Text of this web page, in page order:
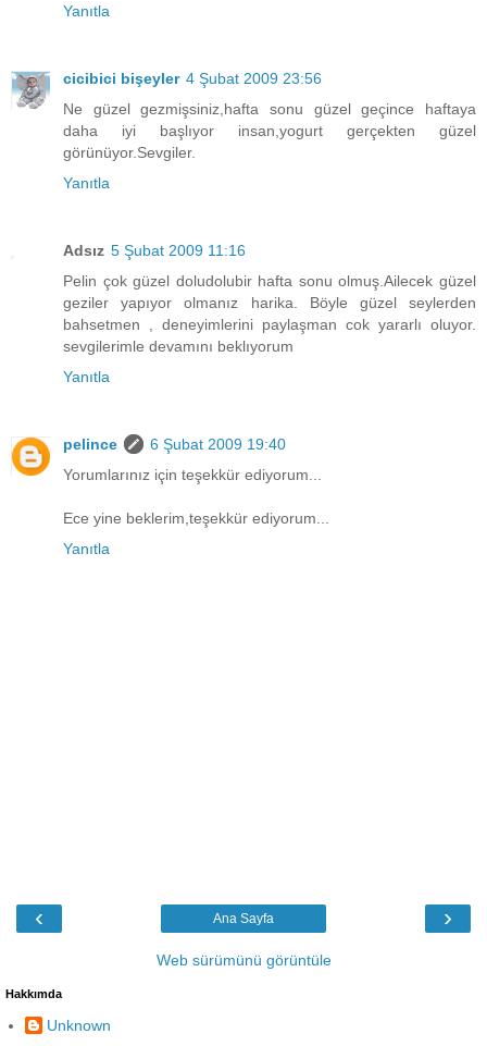
Yanıtla
cicibici bişeyler 4 Şubat 2009 23:56
Ne güzel gezmişsiniz,hafta sonu güzel geçince haftaya
daha iyi başlıyor insan,yogurt gerçekten güzel
görünüyor.Sevgiler.
Yanıtla
Adsız 5 Şubat 2009 11:16
Pelin çok güzel doludolubir hafta sonu olmuş.Ailecek güzel
geziler yapıyor olmanız harika. Böyle güzel seylerden
bahsetmen , deneyimlerini paylaşman cok yararlı oluyor.
sevgilerimle devamını beklıyorum
Yanıtla
pelince
6 Şubat 2009 19:40
Yorumlarınız için teşekkür ediyorum...
Ece yine beklerim,teşekkür ediyorum...
Yanıtla
‹ ›
Ana Sayfa
Web sürümünü görüntüle
Hakkımda
Unknown